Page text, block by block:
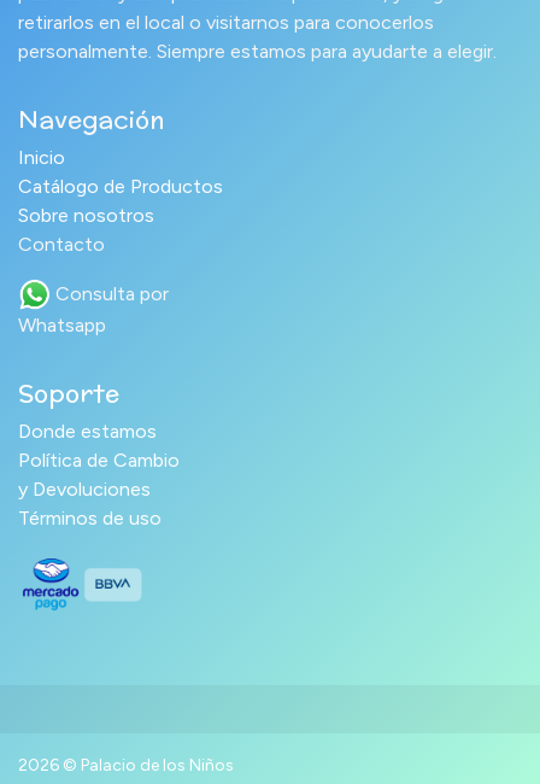
retirarlos en el local o visitarnos para conocerlos
personalmente. Siempre estamos para ayudarte a elegir.
Navegación
Inicio
Catálogo de Productos
Sobre nosotros
Contacto
Consulta por
Whatsapp
Soporte
Donde estamos
Política de Cambio
y Devoluciones
Términos de uso
2026 © Palacio de los Niños